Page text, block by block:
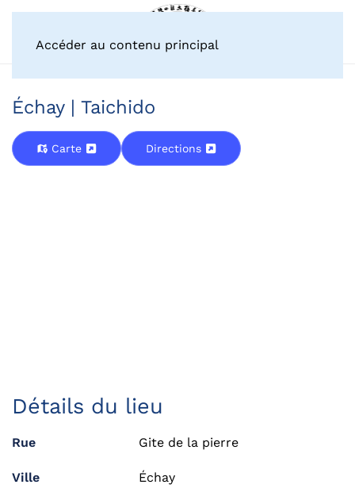
Accéder au contenu principal
Échay | Taichido
Carte Directions
Détails du lieu
Rue Gite de la pierre
Ville Échay